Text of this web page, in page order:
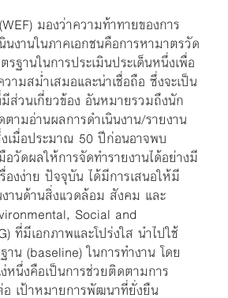
มองว่าความท้าทายของการ
นงานในภาคเอกชนคือการหามาตรวัด
รฐานในการประเมินประเด็นหนึ่งเพื่อ
ามสม่ำเสมอและน่าเชื่อถือ ซึ่งจะเป็น
ส่วนเกี่ยวข้อง อันหมายรวมถึงนัก
ามอ่านผลการดำเนินงาน/รายงาน
งเมื่อประมาณ 50 ปีก่อนอาจพบ
อวัดผลให้การจัดทำรายงานได้อย่างมี
องง่าย ปัจจุบัน ได้มีการเสนอให้มี
งานด้านสิ่งแวดล้อม สังคม และ
Social and
ที่มีเอกภาพและโปร่งใส นำไปใช้
าน (baseline) ในการทำงาน โดย
หนึ่งคือเป็นการช่วยติดตามการ
อ เป้าหมายการพัฒนาที่ยั่งยืน